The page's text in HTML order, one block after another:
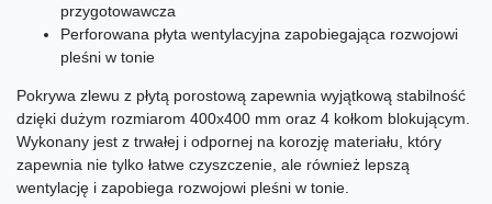
przygotowawcza
Perforowana płyta wentylacyjna zapobiegająca rozwojowi
pleśni w tonie
Pokrywa zlewu z płytą porostową zapewnia wyjątkową stabilność
dzięki dużym rozmiarom 400x400 mm oraz 4 kołkom blokującym.
Wykonany jest z trwałej i odpornej na korozję materiału, który
zapewnia nie tylko łatwe czyszczenie, ale również lepszą
wentylację i zapobiega rozwojowi pleśni w tonie.